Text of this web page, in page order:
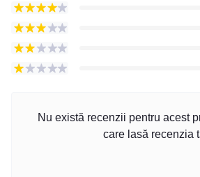
Nu există recenzii pentru acest
care lasă recenzia